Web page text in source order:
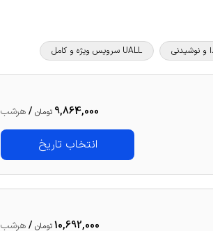
UALL سرویس ویژه و کامل
9,864,000 تومان /هرشب
انتخاب تاریخ
10,692,000تومان /هرشب